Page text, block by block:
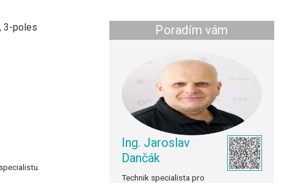
3-poles
Poradím vám
Ing. Jaroslav
Dančák
Technik specialista pro